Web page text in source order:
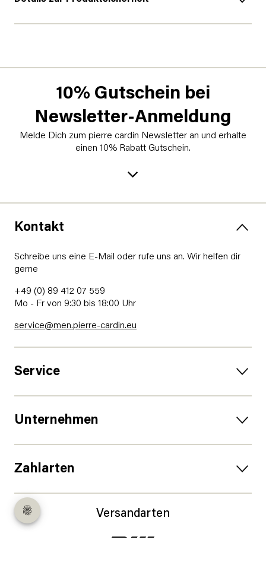
10% Gutschein bei
Newsletter-Anmeldung
Melde Dich zum pierre cardin Newsletter an und erhalte
einen 10% Rabatt Gutschein.
Kontakt
Schreibe uns eine E-Mail oder rufe uns an. Wir helfen dir
gerne
+49 (0) 89 412 07 559
Mo - Fr von 9:30 bis 18:00 Uhr
service@men.pierre-cardin.eu
Service
Unternehmen
Zahlarten
Versandarten